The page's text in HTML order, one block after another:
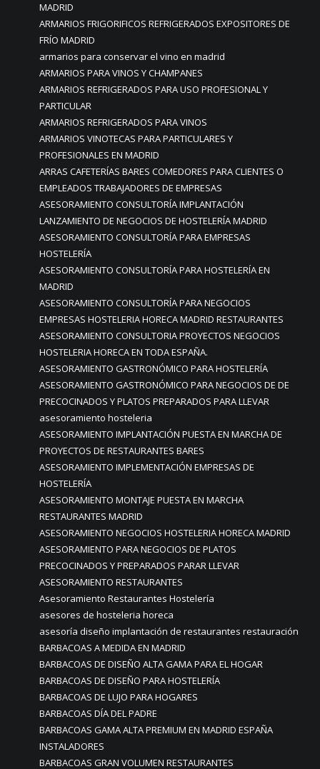
MADRID
ARMARIOS FRIGORIFICOS REFRIGERADOS EXPOSITORES DE
FRÍO MADRID
armarios para conservar el vino en madrid
ARMARIOS PARA VINOS Y CHAMPANES
ARMARIOS REFRIGERADOS PARA USO PROFESIONAL Y
PARTICULAR
ARMARIOS REFRIGERADOS PARA VINOS
ARMARIOS VINOTECAS PARA PARTICULARES Y
PROFESIONALES EN MADRID
ARRAS CAFETERÍAS BARES COMEDORES PARA CLIENTES O
EMPLEADOS TRABAJADORES DE EMPRESAS
ASESORAMIENTO CONSULTORÍA IMPLANTACIÓN
LANZAMIENTO DE NEGOCIOS DE HOSTELERÍA MADRID
ASESORAMIENTO CONSULTORÍA PARA EMPRESAS
HOSTELERÍA
ASESORAMIENTO CONSULTORÍA PARA HOSTELERÍA EN
MADRID
ASESORAMIENTO CONSULTORÍA PARA NEGOCIOS
EMPRESAS HOSTELERIA HORECA MADRID RESTAURANTES
ASESORAMIENTO CONSULTORIA PROYECTOS NEGOCIOS
HOSTELERIA HORECA EN TODA ESPAÑA.
ASESORAMIENTO GASTRONÓMICO PARA HOSTELERÍA
ASESORAMIENTO GASTRONÓMICO PARA NEGOCIOS DE DE
PRECOCINADOS Y PLATOS PREPARADOS PARA LLEVAR
asesoramiento hosteleria
ASESORAMIENTO IMPLANTACIÓN PUESTA EN MARCHA DE
PROYECTOS DE RESTAURANTES BARES
ASESORAMIENTO IMPLEMENTACIÓN EMPRESAS DE
HOSTELERÍA
ASESORAMIENTO MONTAJE PUESTA EN MARCHA
RESTAURANTES MADRID
ASESORAMIENTO NEGOCIOS HOSTELERIA HORECA MADRID
ASESORAMIENTO PARA NEGOCIOS DE PLATOS
PRECOCINADOS Y PREPARADOS PARAR LLEVAR
ASESORAMIENTO RESTAURANTES
Asesoramiento Restaurantes Hostelería
asesores de hosteleria horeca
asesoría diseño implantación de restaurantes restauración
BARBACOAS A MEDIDA EN MADRID
BARBACOAS DE DISEÑO ALTA GAMA PARA EL HOGAR
BARBACOAS DE DISEÑO PARA HOSTELERÍA
BARBACOAS DE LUJO PARA HOGARES
BARBACOAS DÍA DEL PADRE
BARBACOAS GAMA ALTA PREMIUM EN MADRID ESPAÑA
INSTALADORES
BARBACOAS GRAN VOLUMEN RESTAURANTES